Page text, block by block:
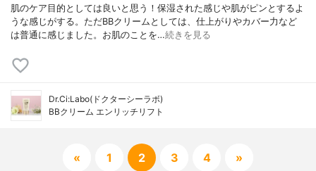
肌のケア目的としては良いと思う！保湿された感じや肌がピンとするよ
うな感じがする。ただBBクリームとしては、仕上がりやカバー力など
は普通に感じました。お肌のことを…続きを見る
Dr.Ci:Labo(ドクターシーラボ)
BBクリーム エンリッチリフト
« 1 2 3 4 »